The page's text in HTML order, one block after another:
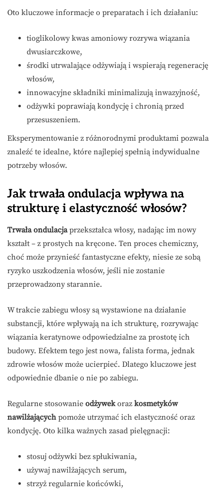
Oto kluczowe informacje o preparatach i ich działaniu:
tioglikolowy kwas amoniowy rozrywa wiązania
dwusiarczkowe,
środki utrwalające odżywiają i wspierają regenerację
włosów,
innowacyjne składniki minimalizują inwazyjność,
odżywki poprawiają kondycję i chronią przed
przesuszeniem.
Eksperymentowanie z różnorodnymi produktami pozwala
znaleźć te idealne, które najlepiej spełnią indywidualne
potrzeby włosów.
Jak trwała ondulacja wpływa na
strukturę i elastyczność włosów?
Trwała ondulacjaprzekształca włosy, nadając im nowy
kształt – z prostych na kręcone. Ten proces chemiczny,
choć może przynieść fantastyczne efekty, niesie ze sobą
ryzyko uszkodzenia włosów, jeśli nie zostanie
przeprowadzony starannie.
W trakcie zabiegu włosy są wystawione na działanie
substancji, które wpływają na ich strukturę, rozrywając
wiązania keratynowe odpowiedzialne za prostotę ich
budowy. Efektem tego jest nowa, falista forma, jednak
zdrowie włosów może ucierpieć. Dlatego kluczowe jest
odpowiednie dbanie o nie po zabiegu.
Regularne stosowanie odżywekoraz kosmetyków
nawilżających pomoże utrzymać ich elastyczność oraz
kondycję. Oto kilka ważnych zasad pielęgnacji:
stosuj odżywki bez spłukiwania,
używaj nawilżających serum,
strzyż regularnie końcówki,